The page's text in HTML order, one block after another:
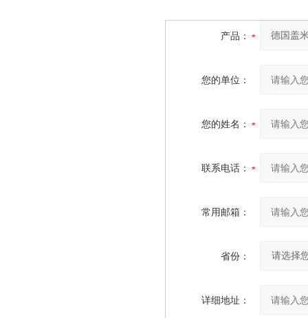
产品：
您的单位：
您的姓名：
联系电话：
常用邮箱：
省份：
详细地址：